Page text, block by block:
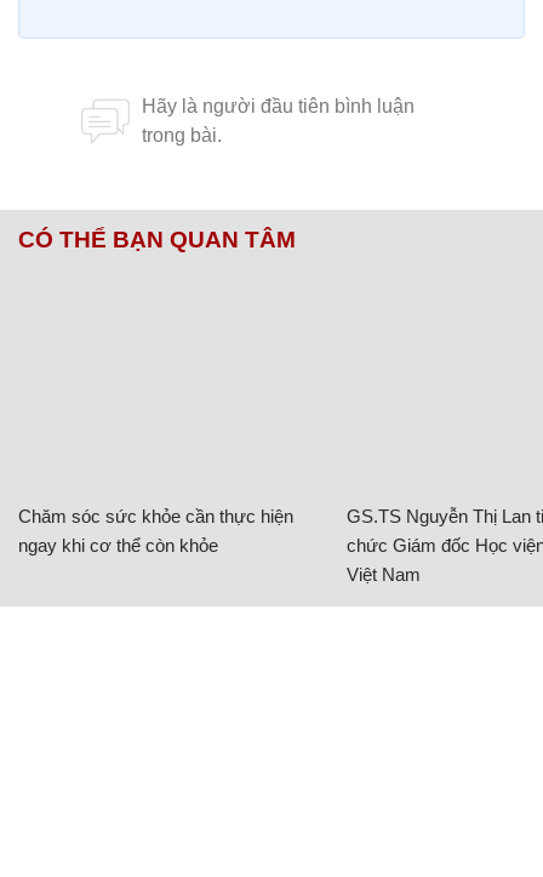
CÓ THỂ BẠN QUAN TÂM
Chăm sóc sức khỏe cần thực hiện
ngay khi cơ thể còn khỏe
GS.TS Nguyễn Thị Lan
chức Giám đốc Học
Việt Nam